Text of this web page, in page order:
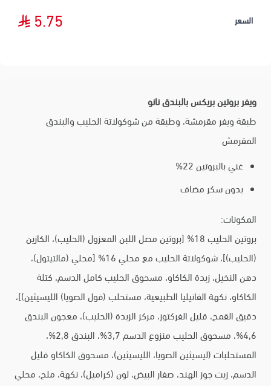
السعر 5.75
ويفر بروتين بريكس بالبندق نانو
طبقة ويفر مقرمشة، وطبقة من شوكولاتة الحليب والبندق
المقرمش
غني بالبروتين 22%
بدون سكر مضاف
المكونات:
بروتين الحليب 18% [بروتين مصل اللبن المعزول (الحليب)، الكازين
(الحليب)]، شوكولاتة الحليب مع محلي 16% [محلي (مالتيتول)،
دهن النخيل، زبدة الكاكاو، مسحوق الحليب كامل الدسم، كتلة
الكاكاو، نكهة الفانيليا الطبيعية، مستحلب (فول الصويا) الليسيثين)]،
دقيق القمح، قليل الفركتوز، مركز الزبدة (الحليب)، معجون البندق
4,6%، مسحوق الحليب منزوع الدسم 3,7%، البندق 2,8%،
المستحلبات (ليسيثين الصويا، الليسيثين)، مسحوق الكاكاو قليل
الدسم، زيت جوز الهند، صفار البيض، لون (كراميل)، نكهة، ملح، محلي